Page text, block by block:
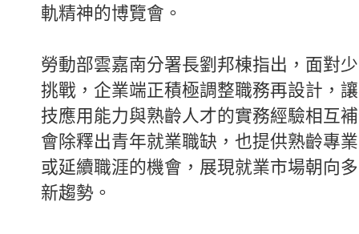
軌精神的博覽會。
勞動部雲嘉南分署長劉邦棟指出，面對
挑戰，企業端正積極調整職務再設計，
技應用能力與熟齡人才的實務經驗相互
會除釋出青年就業職缺，也提供熟齡專
或延續職涯的機會，展現就業市場朝向
新趨勢。